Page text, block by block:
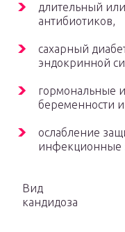
длительный
антибиотиков,
сахарный
эндокринной
гормональные
беременности
ослабление
инфекционные
Вид
кандидоза